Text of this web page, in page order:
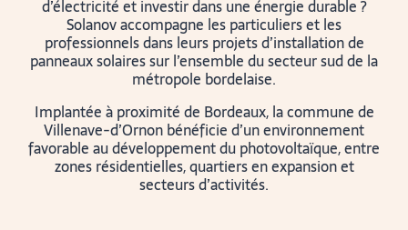
d’électricité et investir dans une énergie durable ?
Solanov accompagne les particuliers et les
professionnels dans leurs projets d’installation de
panneaux solaires sur l’ensemble du secteur sud de la
métropole bordelaise.
Implantée à proximité de Bordeaux, la commune de
Villenave-d’Ornonbénéficie d’un environnement
favorable au développement du photovoltaïque, entre
zones résidentielles, quartiers en expansion et
secteurs d’activités.